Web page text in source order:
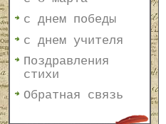
с днем победы
с днем учителя
Поздравления
стихи
Обратная связь